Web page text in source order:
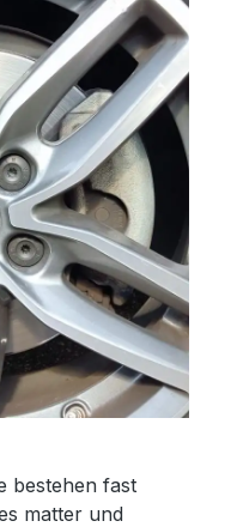
bestehen fast
matter und